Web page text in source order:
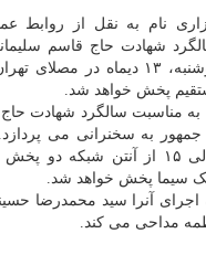
نام به نقل از روابط
شهادت حاج قاسم
مختلف مردم، دوشنبه، ۱۳ دیماه
پخش خواهد شد.
مناسبت سالگرد شهادت
به سخنرانی می
۱۳ و ۳۰ دقیقه الی ۱۵ از آنتن
سیما پخش خواهد شد.
آنرا سید محمدرضا
مداحی می کند.